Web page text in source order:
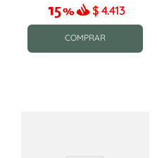
$ 4.413
COMPRAR